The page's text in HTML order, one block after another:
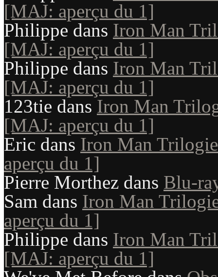
[MAJ: aperçu du 1]
Philippe dans Iron Man
[MAJ: aperçu du 1]
Philippe dans Iron Man
[MAJ: aperçu du 1]
123tie dans Iron Man
[MAJ: aperçu du 1]
Eric dans Iron Man
aperçu du 1]
Pierre Morthez dans Blu-
Sam dans Iron Man
aperçu du 1]
Philippe dans Iron Man
[MAJ: aperçu du 1]